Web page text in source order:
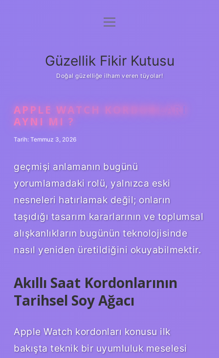
Anasayfa
Yasal Uyarı
menüyü
Güzellik Fikir Kutusu
Doğal güzelliğe ilham veren tüyolar!
APPLE WATCH KORDONLARI
AYNI MI ?
Tarih: Temmuz 3, 2026
geçmişi anlamanın bugünü
yorumlamadaki rolü, yalnızca eski
nesneleri hatırlamak değil; onların
taşıdığı tasarım kararlarının ve toplumsal
alışkanlıkların bugünün teknolojisinde
nasıl yeniden üretildiğini okuyabilmektir.
Akıllı Saat Kordonlarının
Tarihsel Soy Ağacı
Apple Watch kordonları konusu ilk
bakışta teknik bir uyumluluk meselesi